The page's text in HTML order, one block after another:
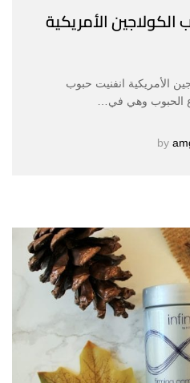
الأمريكية
الأمريكية انفنيت حبوب
الحبوب وهي في…